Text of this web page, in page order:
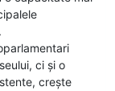
ci și o
crește